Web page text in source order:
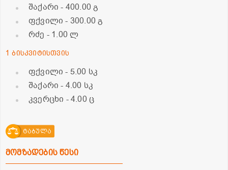
შაქარი- 400.00 გ
ფქვილი- 300.00 გ
რძე - 1.00 ლ
1 ბისკვიტისთვის
ფქვილი- 5.00 სკ
შაქარი- 4.00 სკ
კვერცხი - 4.00 ც
ტაბულა
მომზადების წესი